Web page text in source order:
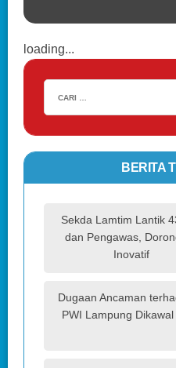
loading...
BERITA
Sekda Lamtim Lantik
dan Pengawas,
Inovatif
Dugaan Ancaman
PWI Lampung